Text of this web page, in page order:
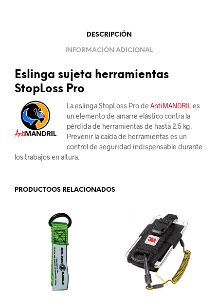
DESCRIPCIÓN
INFORMACIÓN ADICIONAL
Eslinga sujeta herramientas
StopLoss Pro
La eslinga StopLoss Pro de AntiMANDRILes
un elemento de amarre elástico contra la
pérdida de herramientas de hasta 2.5 kg.
Prevenir la caída de herramientas es un
control de seguridad indispensable durante
los trabajos en altura.
PRODUCTOOS RELACIONADOS